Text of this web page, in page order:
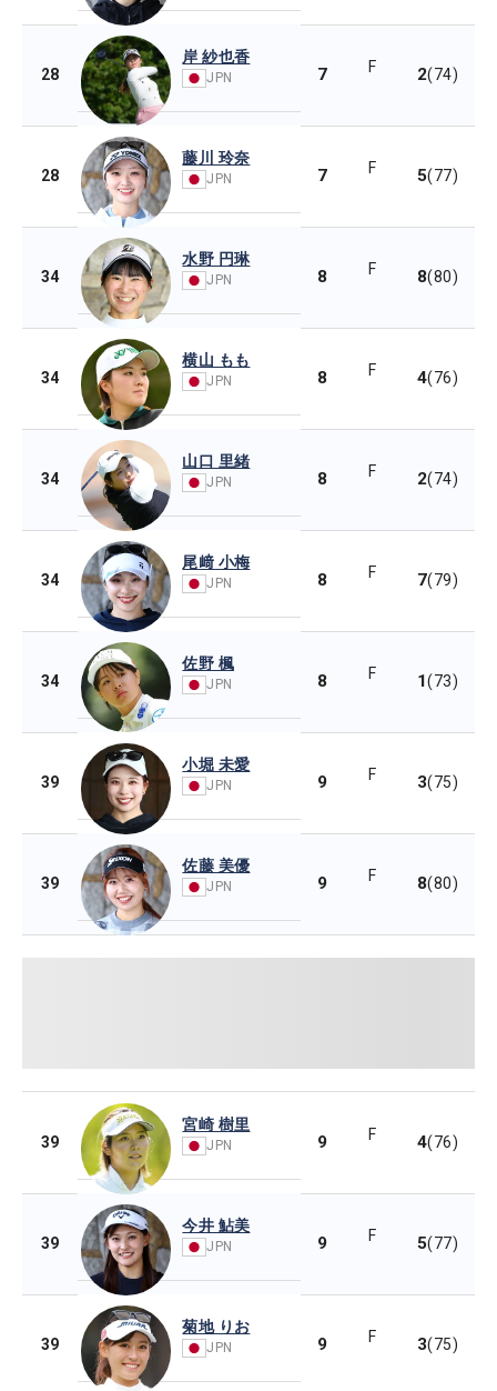
28
岸 紗也香
JPN 7 F 2(74)
28
藤川 玲奈
JPN 7 F 5(77)
34
水野 円琳
JPN 8 F 8(80)
34
横山 もも
JPN 8 F 4(76)
34
山口 里緒
JPN 8 F 2(74)
34
尾﨑 小梅
JPN 8 F 7(79)
34
佐野 楓
JPN 8 F 1(73)
39
小堀 未愛
JPN 9 F 3(75)
39
佐藤 美優
JPN 9 F 8(80)
39
宮崎 樹里
JPN 9 F 4(76)
39
今井 鮎美
JPN 9 F 5(77)
39
菊地 りお
JPN 9 F 3(75)